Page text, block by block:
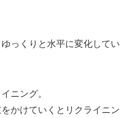
っくりと水平に変化してい
ニング。
かけていくとリクライニン